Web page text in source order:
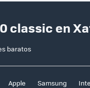
classic en
baratos
Apple Samsung